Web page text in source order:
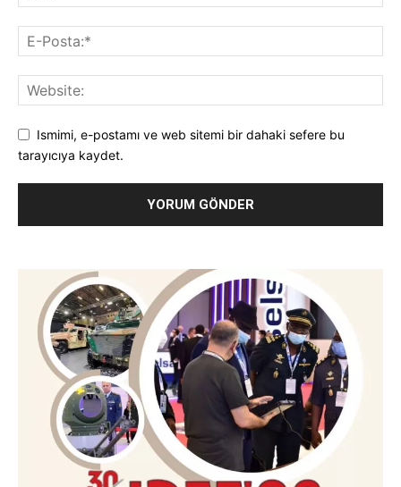
Ismimi, e-postamı ve web sitemi bir dahaki sefere bu
tarayıcıya kaydet.